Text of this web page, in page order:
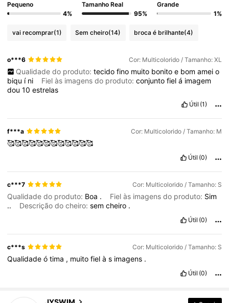
Pequeno
4%
Tamanho Real
95%
Grande
1%
vai recomprar(1) Sem cheiro(14) broca é brilhante(4)
o***6 Cor: Multicolorido / Tamanho: XL
Qualidade do produto: tecido fino muito bonito e bom amei o
biqu í ni Fiel às imagens do produto:conjuntofielá imagem
dou10estrelas
Útil (1)
f***a Cor: Multicolorido / Tamanho: M
🥰🥰🥰🥰🥰🥰🥰🥰🥰🥰🥰🥰
Útil (0)
c***7 Cor: Multicolorido / Tamanho: S
Qualidade do produto: Boa . Fiel às imagens do produto: Sim
..
Descrição do cheiro:semcheiro .
Útil (0)
c***s Cor: Multicolorido / Tamanho: S
Qualidadeótima , muitofielàs imagens .
Útil (0)